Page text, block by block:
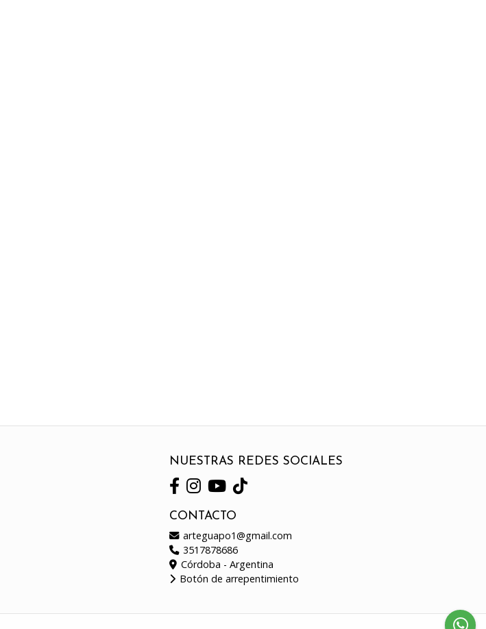
NUESTRAS REDES SOCIALES
CONTACTO
arteguapo1@gmail.com
3517878686
Córdoba - Argentina
Botón de arrepentimiento